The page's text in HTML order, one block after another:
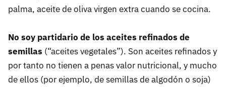
palma, aceite de oliva virgen extra cuando se cocina.
No soy partidario de los aceites refinados de
semillas (“aceites vegetales”). Son aceites refinados y
por tanto no tienen a penas valor nutricional, y mucho
de ellos (por ejemplo, de semillas de algodón o soja)